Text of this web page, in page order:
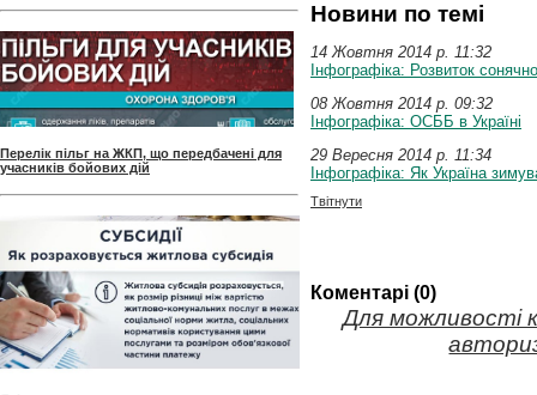
Перелік пільг на ЖКП, що передбачені для
учасників бойових дій
Новини по темі
14 Жовтня 2014 p. 11:32
Інфографіка: Розвиток
08 Жовтня 2014 p. 09:32
Інфографіка: ОСББ в Україні
29 Вересня 2014 p. 11:34
Інфографіка: Як Україна
Твітнути
Коментарі (0)
Для можливості